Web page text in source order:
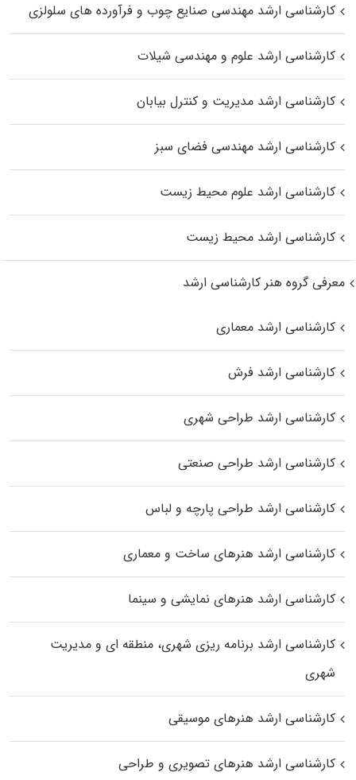
کارشناسی ارشد مهندسی صنایع چوب و فرآورده‌ های سلولزی
کارشناسی ارشد علوم و مهندسی شیلات
کارشناسی ارشد مدیریت و کنترل بیابان
کارشناسی ارشد مهندسی فضای سبز
کارشناسی ارشد علوم محیط‌ زیست
کارشناسی ارشد محیط زیست
معرفی گروه هنر کارشناسی ارشد
کارشناسی ارشد معماری
کارشناسی ارشد فرش
کارشناسی ارشد طراحی شهری
کارشناسی ارشد طراحی صنعتی
کارشناسی ارشد طراحی پارچه و لباس
کارشناسی ارشد هنرهای ساخت و معماری
کارشناسی ارشد هنرهای نمایشی و سینما
کارشناسی ارشد برنامه ریزی شهری، منطقه‌ ای و مدیریت
شهری
کارشناسی ارشد هنرهای موسیقی
کارشناسی ارشد هنرهای تصویری و طراحی